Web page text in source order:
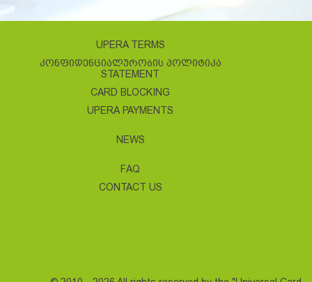
UPERA TERMS
ᲙᲝᲜᲤᲘᲓᲔᲜᲪᲘᲐᲚᲣᲠᲝᲑᲘᲡ ᲞᲝᲚᲘᲢᲘᲙᲐ
STATEMENT
CARD BLOCKING
UPERA PAYMENTS
NEWS
FAQ
CONTACT US